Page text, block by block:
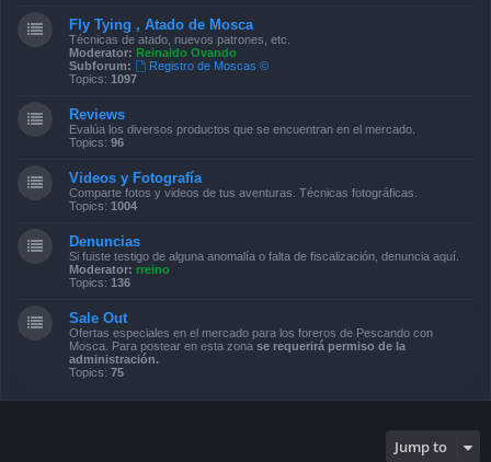
Fly Tying , Atado de Mosca
Técnicas de atado, nuevos patrones, etc.
Moderator: Reinaldo Ovando
Subforum:
Registro de Moscas ©
Topics: 1097
Reviews
Evalúa los diversos productos que se encuentran en el mercado.
Topics: 96
Videos y Fotografía
Comparte fotos y videos de tus aventuras. Técnicas fotográficas.
Topics: 1004
Denuncias
Si fuiste testigo de alguna anomalía o falta de fiscalización, denuncia aquí.
Moderator: rreino
Topics: 136
Sale Out
Ofertas especiales en el mercado para los foreros de Pescando con
Mosca. Para postear en esta zona se requerirá permiso de la
administración.
Topics: 75
Jump to